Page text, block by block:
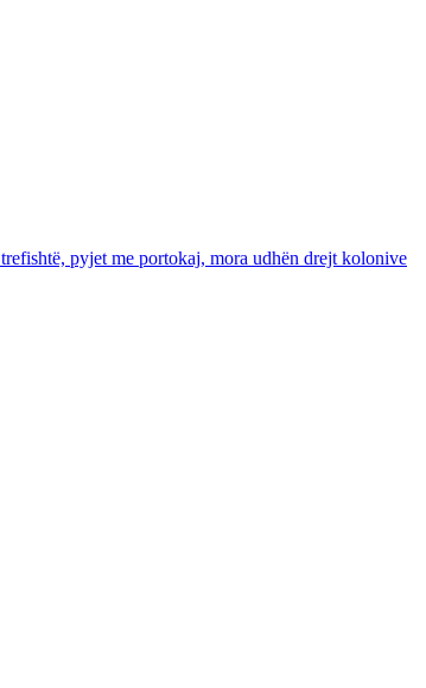
pyjet me portokaj, mora udhën drejt kolonive